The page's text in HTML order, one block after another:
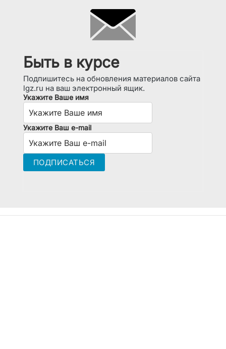
Быть в курсе
Подпишитесь на обновления материалов сайта
lgz.ru на ваш электронный ящик.
Укажите Ваше имя
Укажите Ваш e-mail